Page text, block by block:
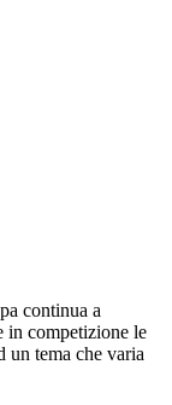
continua a
in competizione le
un tema che varia